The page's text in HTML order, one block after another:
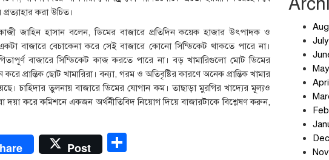
করা উচিত।
জাহিন হাসান বলেন, ডিমের বাজারে প্রতিদিন কয়েক হাজার উৎপাদক ও
বাজারে বেচাকেনা করে সেই বাজারে কোনো সিন্ডিকেট থাকতে পারে না।
বাজারে সিন্ডিকেট কাজ করতে পারে না। বড় খামারিগুলো মোট ডিমের
ছোট খামারিরা। বন্যা, গরম ও অতিবৃষ্টির কারণে অনেক প্রান্তিক খামার
চাহিদার তুলনায় বাজারে ডিমের যোগান কম। তাছাড়া মুরগির খাদ্যের মূল্যও
করে কমিশনে একজন অর্থনীতিবিদ নিয়োগ দিয়ে বাজারটাকে বিশ্লেষণ করুন,
Post